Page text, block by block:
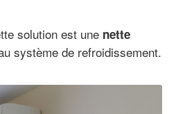
solution est une nette
système de refroidissement.